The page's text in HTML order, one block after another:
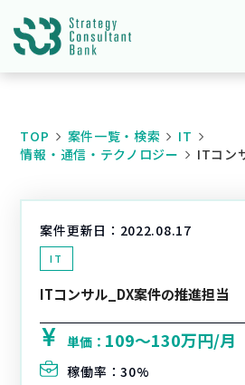
TOP 案件一覧・検索
IT
情報・通信・テクノロジー
ITコン
案件更新日： 2022.08.17
IT
ITコンサル_DX案件の推進担当
単価： 109〜130万円/月
稼働率：30%